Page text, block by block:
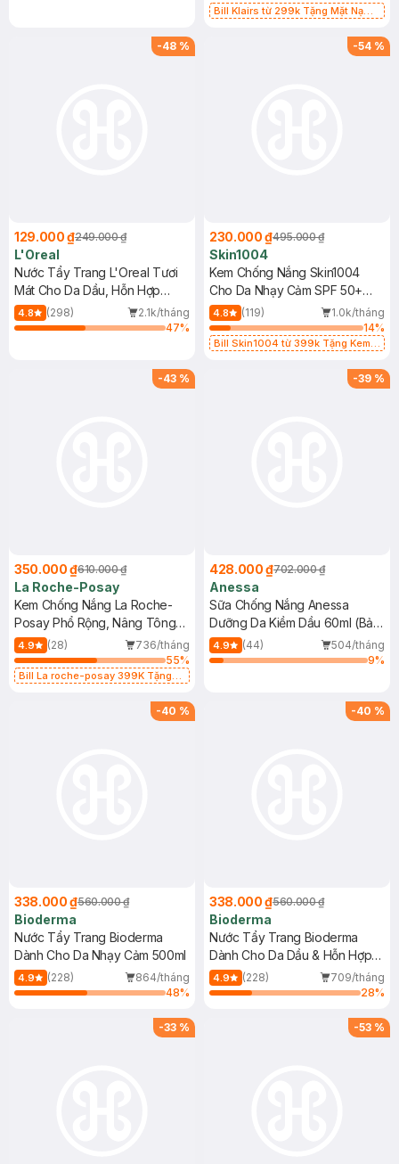
Bill Klairs từ 299k Tặng Mặt Nạ
-48 %
129.000 ₫249.000 ₫
L'Oreal
Nước Tẩy Trang L'Oreal Tươi
Mát Cho Da Dầu, Hỗn Hợp
400ml
4.8 (298)
2.1k/tháng
47%
-54 %
230.000 ₫495.000 ₫
Skin1004
Kem Chống Nắng Skin1004
Cho Da Nhạy Cảm SPF 50+
50ml
4.8 (119)
1.0k/tháng
14%
Bill Skin1004 từ 399k Tặng Kem
-43 %
350.000 ₫610.000 ₫
La Roche-Posay
Kem Chống Nắng La Roche-
Posay Phổ Rộng, Nâng Tông
Kiềm Dầu 50ml
4.9 (28)
736/tháng
55%
Bill La roche-posay 399K Tặng
-39 %
428.000 ₫702.000 ₫
Anessa
Sữa Chống Nắng Anessa
Dưỡng Da Kiềm Dầu 60ml (Bản
Mới)
4.9 (44)
504/tháng
9%
-40 %
338.000 ₫560.000 ₫
Bioderma
Nước Tẩy Trang Bioderma
Dành Cho Da Nhạy Cảm 500ml
4.9 (228)
864/tháng
48%
-40 %
338.000 ₫560.000 ₫
Bioderma
Nước Tẩy Trang Bioderma
Dành Cho Da Dầu & Hỗn Hợp
500ml
4.9 (228)
709/tháng
28%
-33 % -53 %